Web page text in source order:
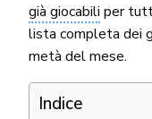
già giocabili per
lista completa dei
metà del mese.
Indice